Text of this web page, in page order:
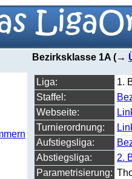
Bezirksklasse 1A (→
Liga:
1.
Staffel:
Webseite:
Turnierordnung:
Aufstiegsliga:
Abstiegsliga:
2.
Parametrisierung: